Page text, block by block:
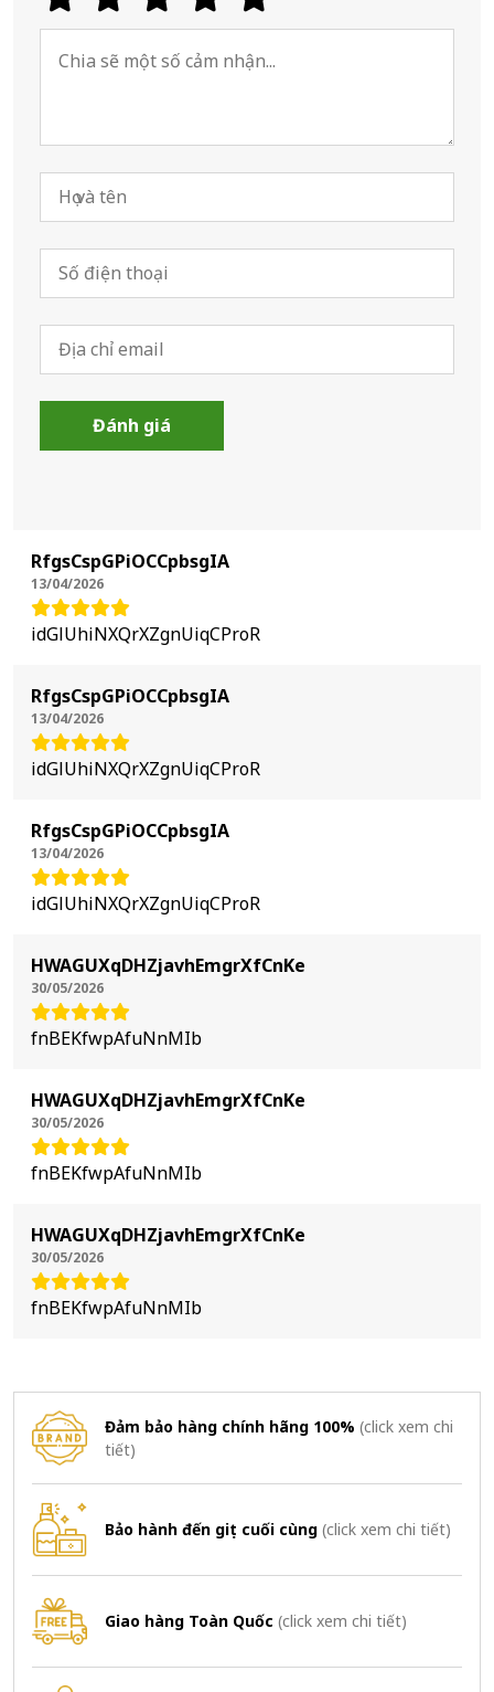
RfgsCspGPiOCCpbsgIA
13/04/2026
idGlUhiNXQrXZgnUiqCProR
RfgsCspGPiOCCpbsgIA
13/04/2026
idGlUhiNXQrXZgnUiqCProR
RfgsCspGPiOCCpbsgIA
13/04/2026
idGlUhiNXQrXZgnUiqCProR
HWAGUXqDHZjavhEmgrXfCnKe
30/05/2026
fnBEKfwpAfuNnMIb
HWAGUXqDHZjavhEmgrXfCnKe
30/05/2026
fnBEKfwpAfuNnMIb
HWAGUXqDHZjavhEmgrXfCnKe
30/05/2026
fnBEKfwpAfuNnMIb
Đảm bảo hàng chính hãng 100% (click xem chi
tiết)
Bảo hành đến giọt cuối cùng (click xem chi tiết)
Giao hàng Toàn Quốc (click xem chi tiết)